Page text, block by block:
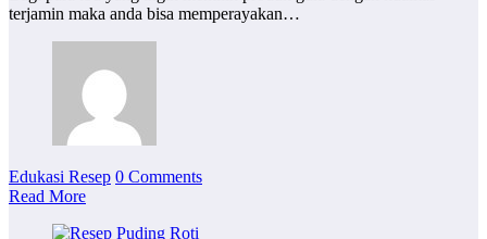
terjamin maka anda bisa memperayakan…
Edukasi Resep 0 Comments
Read More